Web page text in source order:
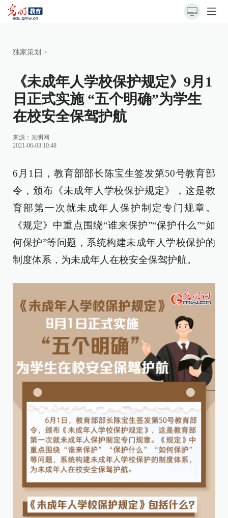
独家策划 >
《未成年人学校保护规定》9月1
日正式实施 “五个明确”为学生
在校安全保驾护航
来源： 光明网
2021-06-03 10:48
6月1日，教育部部长陈宝生签发第50号教育部
令，颁布《未成年人学校保护规定》，这是教
育部第一次就未成年人保护制定专门规章。
《规定》中重点围绕“谁来保护”“保护什么”“如
何保护”等问题，系统构建未成年人学校保护的
制度体系，为未成年人在校安全保驾护航。